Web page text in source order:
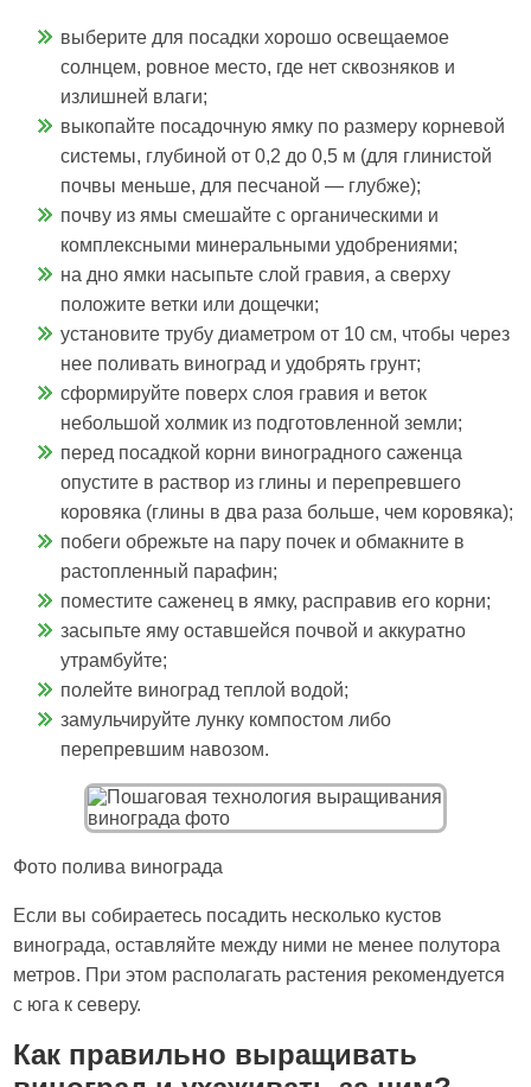
выберите для посадки хорошо освещаемое
солнцем, ровное место, где нет сквозняков и
излишней влаги;
выкопайте посадочную ямку по размеру корневой
системы, глубиной от 0,2 до 0,5 м (для глинистой
почвы меньше, для песчаной — глубже);
почву из ямы смешайте с органическими и
комплексными минеральными удобрениями;
на дно ямки насыпьте слой гравия, а сверху
положите ветки или дощечки;
установите трубу диаметром от 10 см, чтобы через
нее поливать виноград и удобрять грунт;
сформируйте поверх слоя гравия и веток
небольшой холмик из подготовленной земли;
перед посадкой корни виноградного саженца
опустите в раствор из глины и перепревшего
коровяка (глины в два раза больше, чем коровяка);
побеги обрежьте на пару почек и обмакните в
растопленный парафин;
поместите саженец в ямку, расправив его корни;
засыпьте яму оставшейся почвой и аккуратно
утрамбуйте;
полейте виноград теплой водой;
замульчируйте лунку компостом либо
перепревшим навозом.
Фото полива винограда
Если вы собираетесь посадить несколько кустов
винограда, оставляйте между ними не менее полутора
метров. При этом располагать растения рекомендуется
с юга к северу.
Как правильно выращивать